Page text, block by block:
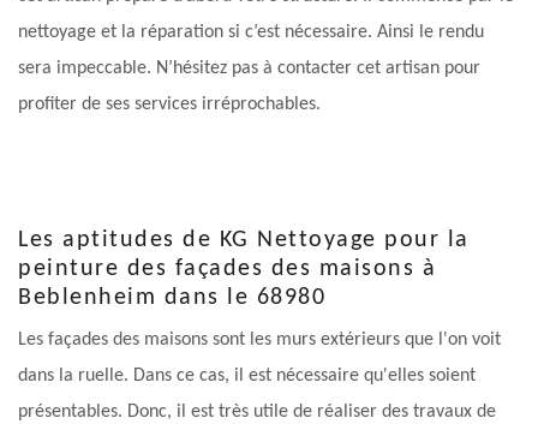
nettoyage et la réparation si c’est nécessaire. Ainsi le rendu
sera impeccable. N’hésitez pas à contacter cet artisan pour
profiter de ses services irréprochables.
Les aptitudes de KG Nettoyage pour la
peinture des façades des maisons à
Beblenheim dans le 68980
Les façades des maisons sont les murs extérieurs que l'on voit
dans la ruelle. Dans ce cas, il est nécessaire qu'elles soient
présentables. Donc, il est très utile de réaliser des travaux de